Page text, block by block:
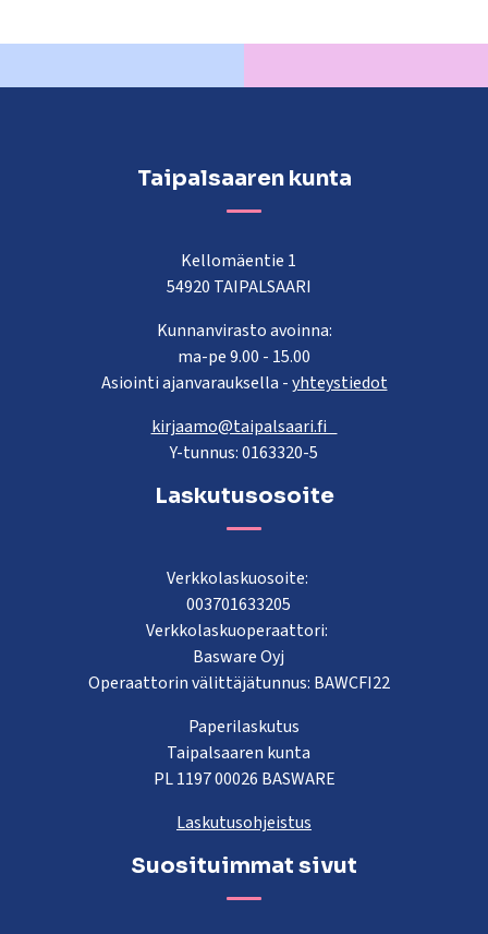
Taipalsaaren kunta
Kellomäentie 1
54920 TAIPALSAARI
Kunnanvirasto avoinna:
ma-pe 9.00 - 15.00
Asiointi ajanvarauksella -yhteystiedot
kirjaamo@taipalsaari.fi
Y-tunnus: 0163320-5
Laskutusosoite
Verkkolaskuosoite:
003701633205
Verkkolaskuoperaattori:
Basware Oyj
Operaattorin välittäjätunnus: BAWCFI22
Paperilaskutus
Taipalsaaren kunta
PL 1197 00026 BASWARE
Laskutusohjeistus
Suosituimmat sivut